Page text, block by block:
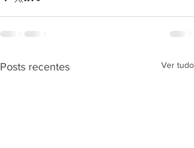
Posts recentes Ver tudo